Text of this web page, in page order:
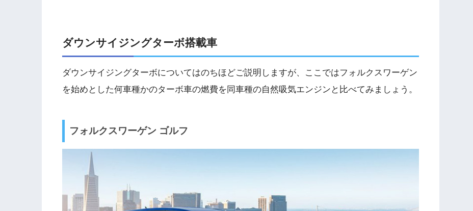
ダウンサイジングターボ搭載車
ダウンサイジングターボについてはのちほどご説明しますが、ここではフォルクスワーゲン
を始めとした何車種かのターボ車の燃費を同車種の自然吸気エンジンと比べてみましょう。
フォルクスワーゲン ゴルフ